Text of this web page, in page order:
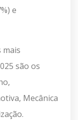
e
mais
são os
Mecânica